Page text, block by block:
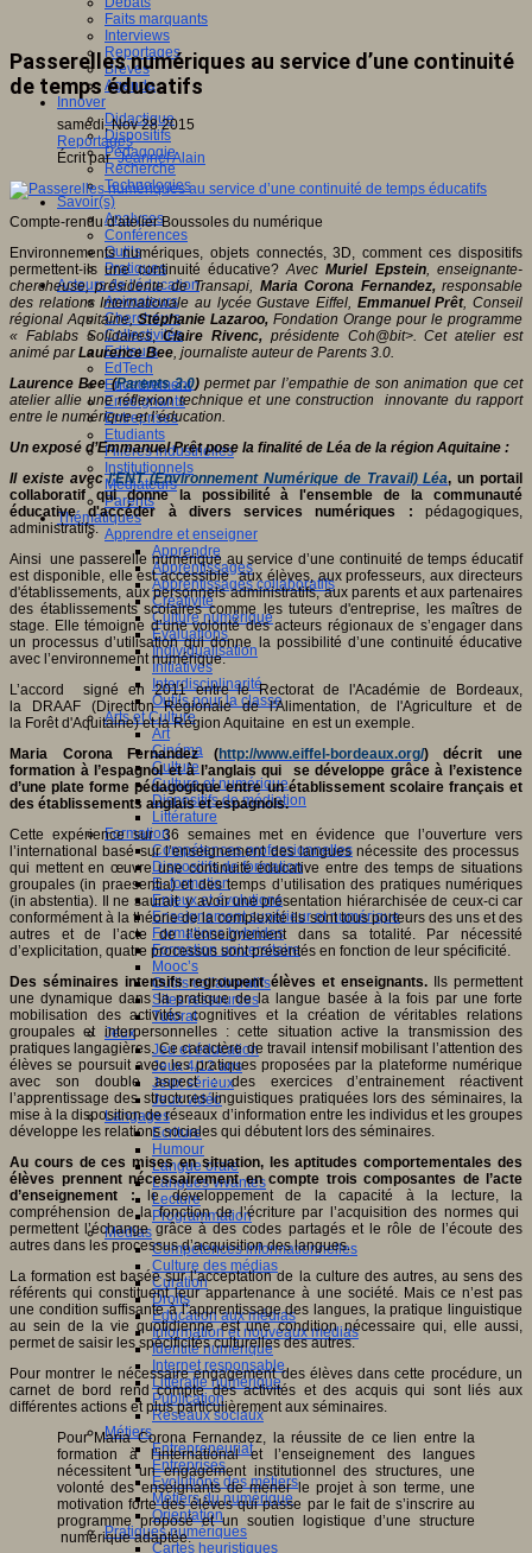
Faits marquants
Interviews
Reportages
Brèves
Agenda
Innover
Didactique
Dispositifs
Pédagogie
Recherche
Technologies
Savoir(s)
Analyses
Conférences
Outils
Pratiques
Acteurs de l'éducation
Animateurs
Chercheurs
Collectivités
Editeurs
EdTech
Encadrement
Enseignants
Entreprises
Etudiants
Filières industrielles
Institutionnels
Médiateurs
Parents
Thématiques
Apprendre et enseigner
Apprendre
Apprentissages
Apprentissages collaboratifs
Créativité
Culture numérique
Evaluations
Individualisation
Initiatives
Interdisciplinarité
Outils pour la classe
Arts et Culture
Art
Cinéma
Culture
Culture et numérique
Dispositifs de médiation
Littérature
Formation
Compétences professionnelles
Dispositifs de formation
E- formation
Enjeux et évolutions
Enseignement supérieur et numérique
Formations hybrides
Formation universitaire
Mooc’s
Outils collaboratifs
Sites ressources
Tutorat
Jeux
Jeu et éducation
Jeux 4/12 ans
Jeux sérieux
Jeux vidéo
Langages
Ecriture
Humour
Langue orale
Langues vivantes
Lecture
Programmation
Médias
Compétences informationnelles
Culture des médias
Curation
Droits
Education aux médias
Information et nouveaux médias
Identité numérique
Internet responsable
Littératie numérique
Publication
Réseaux sociaux
Métiers
Entrepreneuriat
Entreprises
Evolutions des métiers
Métiers du numérique
Orientation
Pratiques numériques
Cartes heuristiques
Passerelles numériques au service d’une continuité
de temps éducatifs
samedi, Nov 28 2015
Reportages
Écrit parJeannel Alain
Compte-rendu d'atelier Boussoles du numérique
Environnements numériques, objets connectés, 3D, comment ces dispositifs
permettent-ils une continuité éducative?Avec Muriel Epstein, enseignante-
chercheuse, présidente de Transapi, Maria Corona Fernandez,responsable
des relations Internationale au lycée Gustave Eiffel, Emmanuel Prêt, Conseil
régional Aquitaine, Stéphanie Lazaroo, Fondation Orange pour le programme
« Fablabs Solidaires,Claire Rivenc, présidente Coh@bit>. Cet atelier est
animé par Laurence Bee, journaliste auteur de Parents 3.0.
Laurence Bee (Parents 3.0)permet par l’empathie de son animation que cet
atelier allie une réflexion technique et une construction innovante du rapport
entre le numérique et l’éducation.
Un exposé d’Emmanuel Prêt pose la finalité de Léa de la région Aquitaine :
Il existe avecl'ENT (Environnement Numérique de Travail) Léa, un portail
collaboratif qui donne la possibilité à l'ensemble de la communauté
éducative d'accéder à divers services numériques : pédagogiques,
administratifs.
Ainsi une passerelle numérique au service d’une continuité de temps éducatif
est disponible, elle est accessible aux élèves, aux professeurs, aux directeurs
d'établissements, aux personnels administratifs, aux parents et aux partenaires
des établissements scolaires comme les tuteurs d'entreprise, les maîtres de
stage. Elle témoigne d’une volonté des acteurs régionaux de s’engager dans
un processus d’utilisation qui donne la possibilité d’une continuité éducative
avec l’environnement numérique.
L’accord signé en 2011 entre le Rectorat de l'Académie de Bordeaux,
la DRAAF (Direction Régionale de l'Alimentation, de l'Agriculture et de
la Forêt d'Aquitaine) et la Région Aquitaine en est un exemple.
Maria Corona Fernandez (http://www.eiffel-bordeaux.org/) décrit une
formation à l’espagnol et à l’anglais qui se développe grâce à l’existence
d’une plate forme pédagogique entre un établissement scolaire français et
des établissements anglais et espagnols.
Cette expérience sur 36 semaines met en évidence que l’ouverture vers
l’international basé sur l’enseignement des langues nécessite des processus
qui mettent en œuvre une continuité éducative entre des temps de situations
groupales (in praesentia) et des temps d’utilisation des pratiques numériques
(in abstentia). Il ne saurait y avoir une présentation hiérarchisée de ceux-ci car
conformément à la théorie de la complexité ils sont tous porteurs des uns et des
autres et de l’acte de l’enseignement dans sa totalité. Par nécessité
d’explicitation, quatre processus sont présentés en fonction de leur spécificité.
Des séminaires intensifs regroupent élèves et enseignants.Ils permettent
une dynamique dans la pratique de la langue basée à la fois par une forte
mobilisation des activités cognitives et la création de véritables relations
groupales et interpersonnelles : cette situation active la transmission des
pratiques langagières. Ce caractère de travail intensif mobilisant l’attention des
élèves se poursuit avec les pratiques proposées par la plateforme numérique
avec son double aspect : des exercices d’entrainement réactivent
l’apprentissage des structures linguistiques pratiquées lors des séminaires, la
mise à la disposition de réseaux d’information entre les individus et les groupes
développe les relations sociales qui débutent lors des séminaires.
Au cours de ces mises en situation, les aptitudes comportementales des
élèves prennent nécessairement en compte trois composantes de l’acte
d’enseignement :le développement de la capacité à la lecture, la
compréhension de la fonction de l’écriture par l’acquisition des normes qui
permettent l’échange grâce à des codes partagés et le rôle de l’écoute des
autres dans les processus d’acquisition des langues.
La formation est basée sur l’acceptation de la culture des autres, au sens des
référents qui constituent leur appartenance à une société. Mais ce n’est pas
une condition suffisante à l’apprentissage des langues, la pratique linguistique
au sein de la vie quotidienne est une condition nécessaire qui, elle aussi,
permet de saisir les spécificités culturelles des autres.
Pour montrer le nécessaire engagement des élèves dans cette procédure, un
carnet de bord rend compte des activités et des acquis qui sont liés aux
différentes actions et plus particulièrement aux séminaires.
Pour Maria Corona Fernandez, la réussite de ce lien entre la
formation à l’international et l’enseignement des langues
nécessitent un engagement institutionnel des structures, une
volonté des enseignants de mener le projet à son terme, une
motivation forte des élèves qui passe par le fait de s’inscrire au
programme proposé et un soutien logistique d’une structure
numérique adaptée.